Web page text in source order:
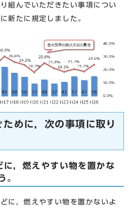
組んでいただきたい事項につい
新たに規定しました。
めに，次の事項に取り
，燃えやすい物を置かな
。
に，燃えやすい物を置かないよ